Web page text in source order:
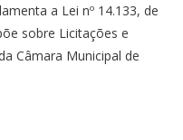
a Lei nº 14.133, de
sobre Licitações e
Câmara Municipal de